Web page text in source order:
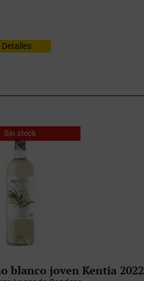
Detalles
Sin stock
blanco joven Kentia 2022